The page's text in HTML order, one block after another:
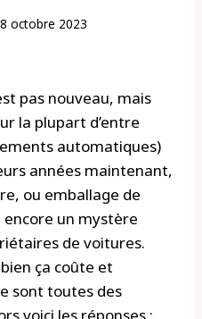
octobre 2023
pas nouveau, mais
la plupart d’entre
automatiques)
années maintenant,
ou emballage de
un mystère
de voitures.
ça coûte et
sont toutes des